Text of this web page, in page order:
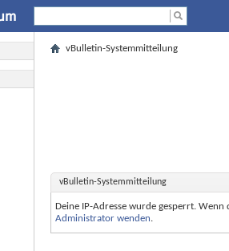
vBulletin-Systemmitteilung
vBulletin-Systemmitteilung
Deine IP-Adresse wurde gesperrt.
Administrator wenden.